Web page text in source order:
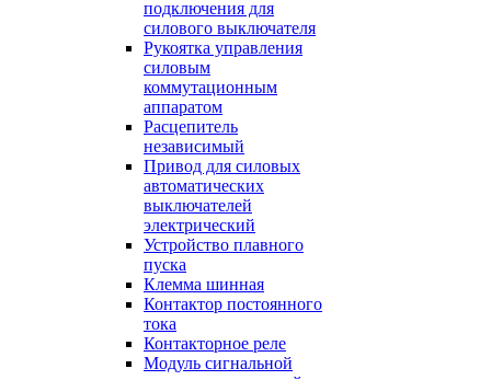
подключения для
силового выключателя
Рукоятка управления
силовым
коммутационным
аппаратом
Расцепитель
независимый
Привод для силовых
автоматических
выключателей
электрический
Устройство плавного
пуска
Клемма шинная
Контактор постоянного
тока
Контакторное реле
Модуль сигнальной